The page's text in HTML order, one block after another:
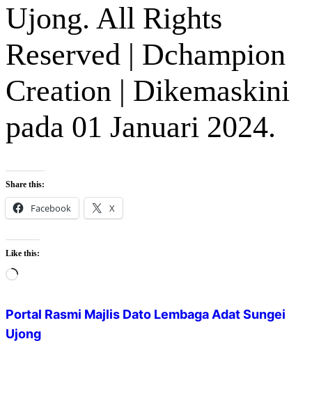
Ujong. All Rights
Reserved | Dchampion
Creation | Dikemaskini
pada 01 Januari 2024.
Share this:
Facebook X
Like this:
Loading…
Portal Rasmi Majlis Dato Lembaga Adat Sungei
Ujong